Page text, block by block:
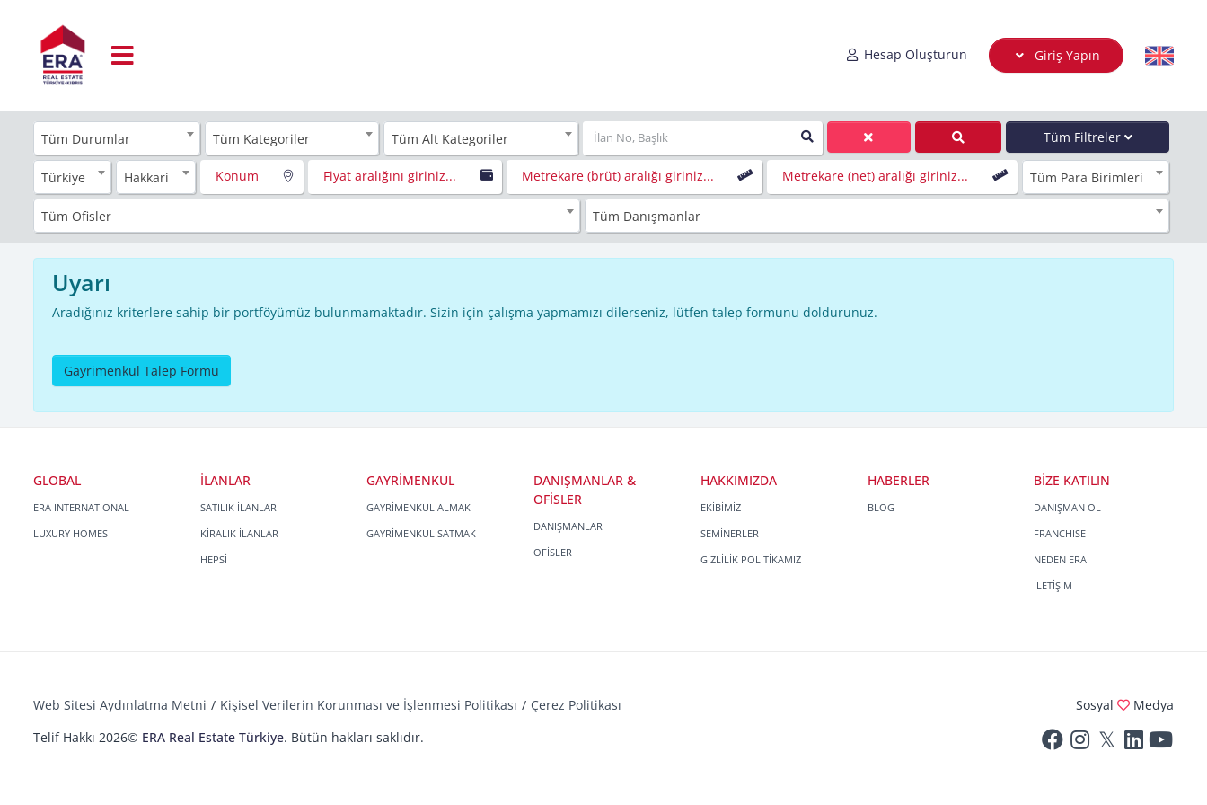
Hesap Oluşturun Giriş Yapın
Tüm Durumlar Tüm Kategoriler Tüm Alt Kategoriler Tüm Filtreler
Türkiye Hakkari Konum Fiyat aralığını giriniz... Metrekare (brüt) aralığı giriniz... Metrekare (net) aralığı giriniz... Tüm Para Birimleri
Tüm Ofisler Tüm Danışmanlar
Uyarı
Aradığınız kriterlere sahip bir portföyümüz bulunmamaktadır. Sizin için çalışma yapmamızı dilerseniz, lütfen talep formunu doldurunuz.
Gayrimenkul Talep Formu
GLOBAL
ERA INTERNATIONAL
LUXURY HOMES
İLANLAR
SATILIK İLANLAR
KİRALIK İLANLAR
HEPSİ
GAYRİMENKUL
GAYRİMENKUL ALMAK
GAYRİMENKUL SATMAK
DANIŞMANLAR &
OFİSLER
DANIŞMANLAR
OFİSLER
HAKKIMIZDA
EKİBİMİZ
SEMİNERLER
GİZLİLİK POLİTİKAMIZ
HABERLER
BLOG
BİZE KATILIN
DANIŞMAN OL
FRANCHISE
NEDEN ERA
İLETİŞİM
Web Sitesi Aydınlatma Metni Kişisel Verilerin Korunması ve İşlenmesi Politikası
Çerez Politikası
Telif Hakkı 2026© ERA Real Estate Türkiye. Bütün hakları saklıdır.
Sosyal Medya